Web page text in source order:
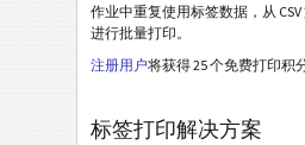
G Galia
B BOSCH
作业中重复使用标签数据，从
进行批量打印。
注册用户将获得 25 个免费打印积分
标签打印解决方案